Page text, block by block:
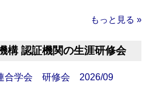
もっと見る »
構 認証機関の生涯研修会
合学会 研修会 2026/09